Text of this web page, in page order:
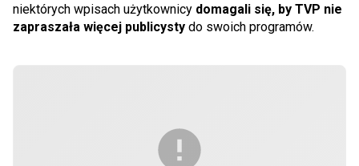
niektórych wpisach użytkownicy domagali się, by TVP nie
zapraszała więcej publicysty do swoich programów.